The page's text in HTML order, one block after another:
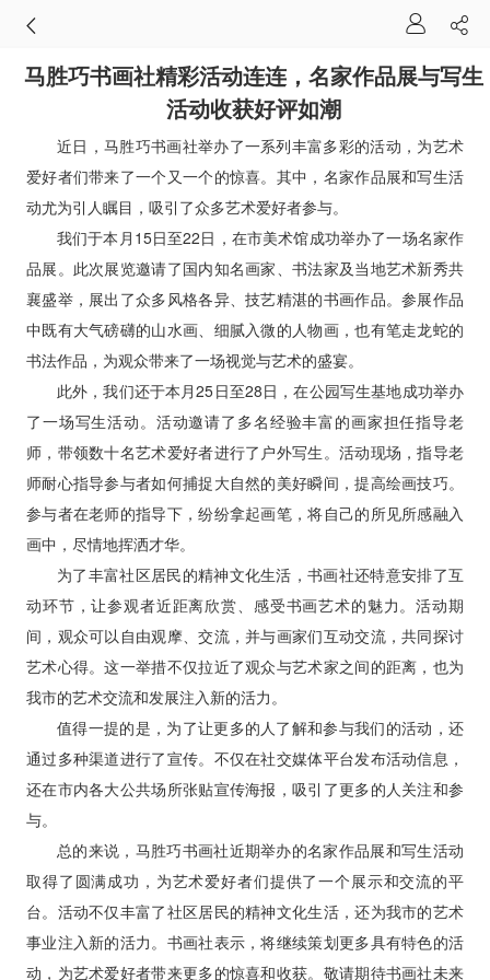
马胜巧书画社精彩活动连连，名家作品展与写生
活动收获好评如潮
近日，马胜巧书画社举办了一系列丰富多彩的活动，为艺术
爱好者们带来了一个又一个的惊喜。其中，名家作品展和写生活
动尤为引人瞩目，吸引了众多艺术爱好者参与。
我们于本月15日至22日，在市美术馆成功举办了一场名家作
品展。此次展览邀请了国内知名画家、书法家及当地艺术新秀共
襄盛举，展出了众多风格各异、技艺精湛的书画作品。参展作品
中既有大气磅礴的山水画、细腻入微的人物画，也有笔走龙蛇的
书法作品，为观众带来了一场视觉与艺术的盛宴。
此外，我们还于本月25日至28日，在公园写生基地成功举办
了一场写生活动。活动邀请了多名经验丰富的画家担任指导老
师，带领数十名艺术爱好者进行了户外写生。活动现场，指导老
师耐心指导参与者如何捕捉大自然的美好瞬间，提高绘画技巧。
参与者在老师的指导下，纷纷拿起画笔，将自己的所见所感融入
画中，尽情地挥洒才华。
为了丰富社区居民的精神文化生活，书画社还特意安排了互
动环节，让参观者近距离欣赏、感受书画艺术的魅力。活动期
间，观众可以自由观摩、交流，并与画家们互动交流，共同探讨
艺术心得。这一举措不仅拉近了观众与艺术家之间的距离，也为
我市的艺术交流和发展注入新的活力。
值得一提的是，为了让更多的人了解和参与我们的活动，还
通过多种渠道进行了宣传。不仅在社交媒体平台发布活动信息，
还在市内各大公共场所张贴宣传海报，吸引了更多的人关注和参
与。
总的来说，马胜巧书画社近期举办的名家作品展和写生活动
取得了圆满成功，为艺术爱好者们提供了一个展示和交流的平
台。活动不仅丰富了社区居民的精神文化生活，还为我市的艺术
事业注入新的活力。书画社表示，将继续策划更多具有特色的活
动，为艺术爱好者带来更多的惊喜和收获。敬请期待书画社未来